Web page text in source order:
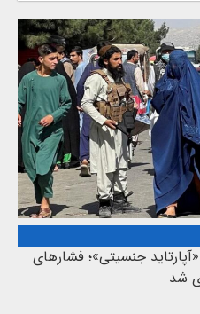
جنسیتی»؛ فشارهای
شد